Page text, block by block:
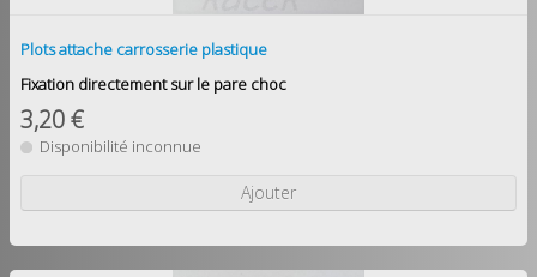
Plots attache carrosserie plastique
Fixation directement sur le pare choc
3,20 €
Disponibilité inconnue
Ajouter